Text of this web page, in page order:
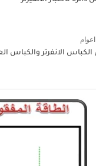
الكباس الانفرتر والكباس